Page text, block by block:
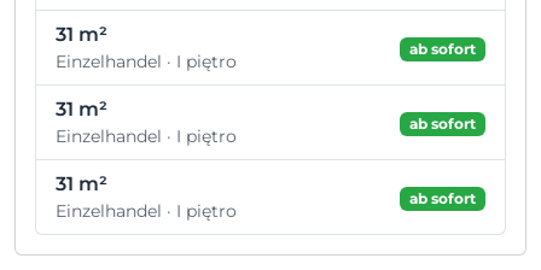
31 m²
Einzelhandel · I piętro
ab sofort
31 m²
Einzelhandel · I piętro
ab sofort
31 m²
Einzelhandel · I piętro
ab sofort